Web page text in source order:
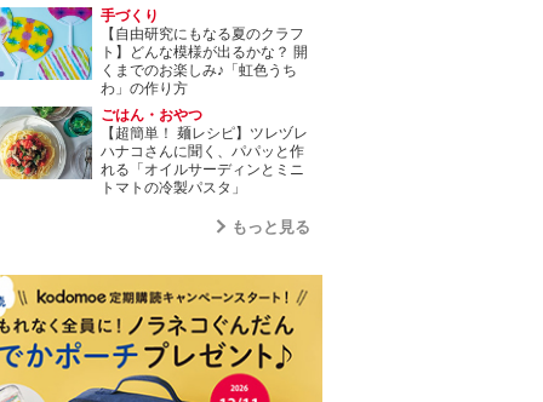
手づくり
【自由研究にもなる夏のクラフ
ト】どんな模様が出るかな？ 開
くまでのお楽しみ♪「虹色うち
わ」の作り方
ごはん・おやつ
【超簡単！ 麺レシピ】ツレヅレ
ハナコさんに聞く、パパッと作
れる「オイルサーディンとミニ
トマトの冷製パスタ」
もっと見る